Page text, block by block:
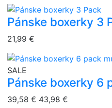
overlay bg
Pánske boxerky 3
21,99 €
overlay bg
SALE
Pánske boxerky 6
39,58 € 43,98 €